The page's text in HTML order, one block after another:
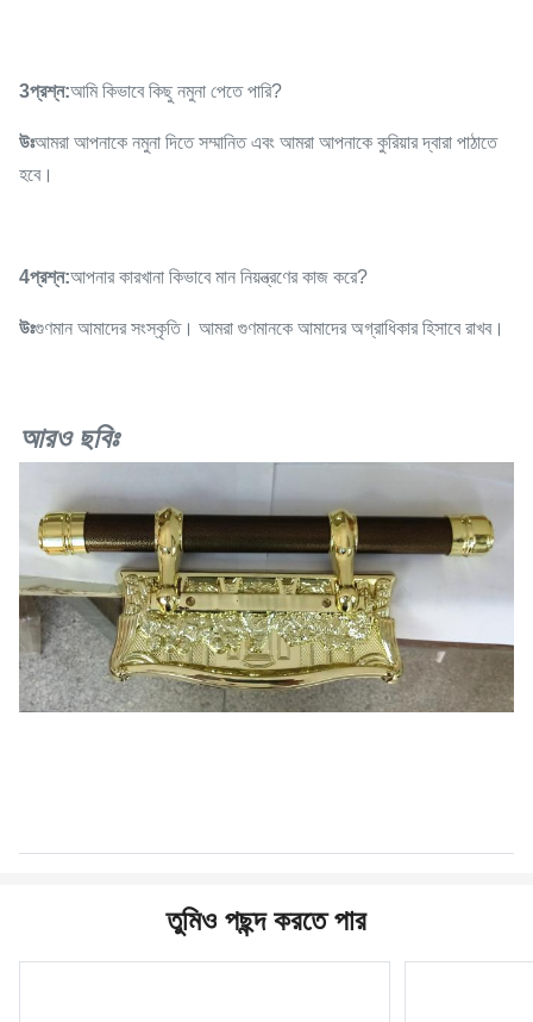
3প্রশ্ন:আমি কিভাবে কিছু নমুনা পেতে পারি?
উঃআমরা আপনাকে নমুনা দিতে সম্মানিত এবং আমরা আপনাকে কুরিয়ার দ্বারা পাঠাতে
হবে।
4প্রশ্ন:আপনার কারখানা কিভাবে মান নিয়ন্ত্রণের কাজ করে?
উঃগুণমান আমাদের সংস্কৃতি। আমরা গুণমানকে আমাদের অগ্রাধিকার হিসাবে রাখব।
আরও ছবিঃ
তুমিও পছন্দ করতে পার